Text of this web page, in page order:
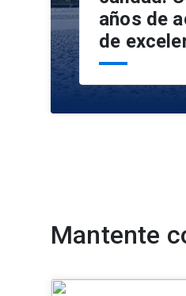
años de
de
Mantente